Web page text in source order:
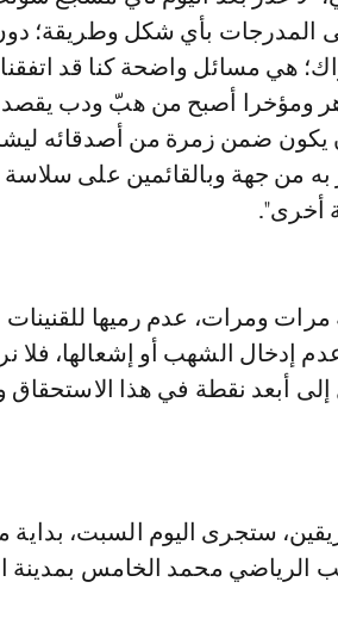
المدرجات بأي شكل وطريقة؛
هي مسائل واضحة كنا قد اتفقنا
ومؤخرا أصبح من هبّ ودب يقصد
يكون ضمن زمرة من أصدقائه
من جهة وبالقائمين على
أخرى".
ومرات، عدم رميها للقنينات
إدخال الشهب أو إشعالها، فلا
أبعد نقطة في هذا الاستحقاق
ستجرى اليوم السبت، بداية
الرياضي محمد الخامس بمدينة